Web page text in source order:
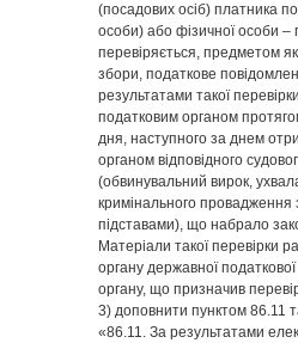
(посадових осіб) платника
особи) або фізичної особи
перевіряється, предметом
збори, податкове
результатами такої
податковим органом
дня, наступного за днем
органом відповідного
(обвинувальний вирок,
кримінального провадження
підставами), що набрало
Матеріали такої перевірки
органу державної
органу, що призначив
3) доповнити пунктом 86.11
«86.11. За результатами